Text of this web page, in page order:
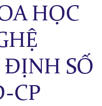
HỌC
ĐỊNH SỐ
CP